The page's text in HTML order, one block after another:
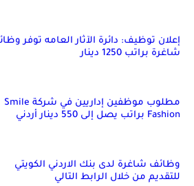
إعلان توظيف: دائرة الآثار العامه توفر
شاغرة براتب 1250 دينار
مطلوب موظفين إداريين في شركة Smile
Fashion براتب يصل إلى 550 دينار أردني
وظائف شاغرة لدى بنك الاردني الكويتي
للتقديم من خلال الرابط التالي